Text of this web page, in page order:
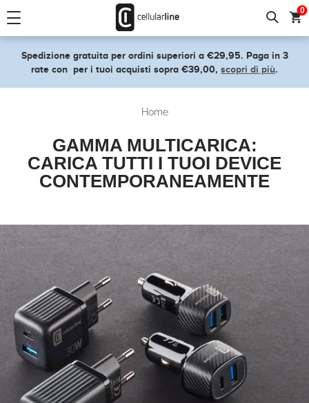
0
Spedizione gratuita per ordini superiori a €29,95. Paga in 3
rate con per i tuoi acquisti sopra €39,00, scopri di più.
Home
GAMMA MULTICARICA:
CARICA TUTTI I TUOI DEVICE
CONTEMPORANEAMENTE